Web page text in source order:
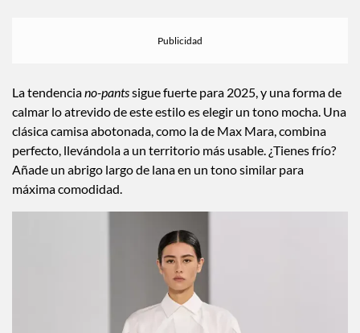
La tendenciano-pantssigue fuerte para 2025, y una forma de
calmar lo atrevido de este estilo es elegir un tono mocha. Una
clásica camisa abotonada, como la de Max Mara, combina
perfecto, llevándola a un territorio más usable. ¿Tienes frío?
Añade un abrigo largo de lana en un tono similar para
máxima comodidad.